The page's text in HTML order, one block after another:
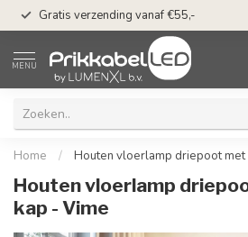
Gratis verzending vanaf €55,-
MENU
Home / Houten vloerlamp driepoot met
Houten vloerlamp
kap - Vime